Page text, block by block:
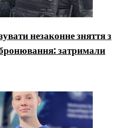
незаконне зняття з
затримали